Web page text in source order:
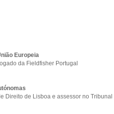
Europeia
da Fieldfisher Portugal
Direito de Lisboa e assessor no